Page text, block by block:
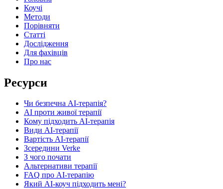
Коучі
Методи
Порівняти
Статті
Дослідження
Для фахівців
Про нас
Ресурси
Чи безпечна AI-терапія?
AI проти живої терапії
Кому підходить AI-терапія
Види AI-терапії
Вартість AI-терапії
Зсередини Verke
З чого почати
Альтернативи терапії
FAQ про AI-терапію
Який AI-коуч підходить мені?